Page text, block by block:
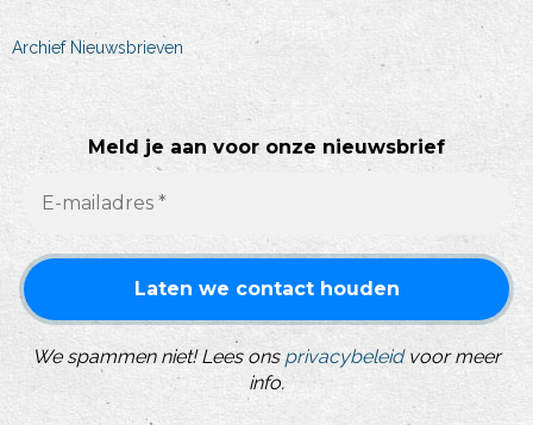
Archief Nieuwsbrieven
Meld je aan voor onze nieuwsbrief
We spammen niet! Lees ons privacybeleidvoor meer
info.